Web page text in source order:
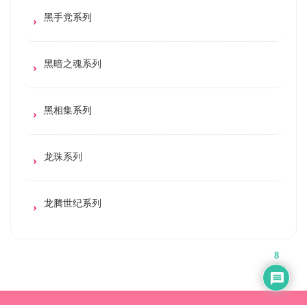
黑手党系列
黑暗之魂系列
黑相集系列
龙珠系列
龙腾世纪系列
8